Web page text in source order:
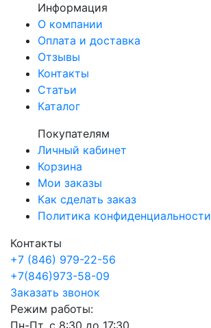
Информация
О компании
Оплата и доставка
Отзывы
Контакты
Статьи
Каталог
Покупателям
Личный кабинет
Корзина
Мои заказы
Как сделать заказ
Политика конфиденциальности
Контакты
+7 (846) 979-22-56
+7(846)973-58-09
Заказать звонок
Режим работы: